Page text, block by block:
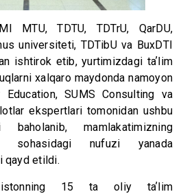
MTU, TDTU, TDTrU, QarDU,
universiteti, TDTibU va BuxDTI
ishtirok etib, yurtimizdagi taʼlim
xalqaro maydonda namoyon
SUMS Consulting va
ekspertlari tomonidan ushbu
baholanib, mamlakatimizning
sohasidagi nufuzi yanada
qayd etildi.
15 ta oliy taʼlim